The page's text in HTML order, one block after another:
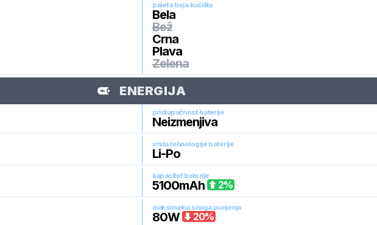
paleta boja kućišta
Bela
Bež
Crna
Plava
Zelena
ENERGIJA
pristupačnost baterije
Neizmenjiva
vrsta tehnologije baterije
Li-Po
kapacitet baterije
5100mAh 2%
maksimalna snaga punjenja
80W 20%